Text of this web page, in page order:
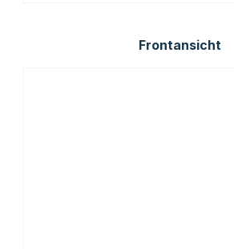
Frontansicht